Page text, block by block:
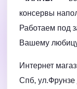
консервы
Работаем под
Вашему
Интернет
Спб,